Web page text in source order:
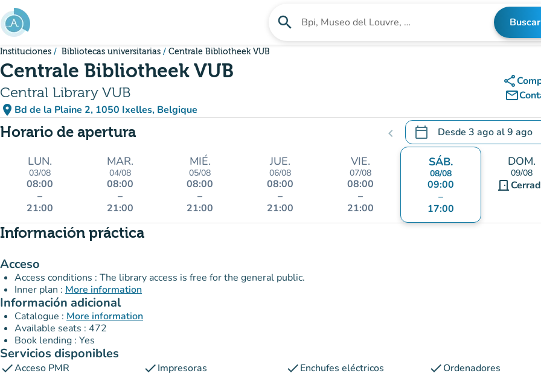
Ir al contenido principal
search Buscar un establecimiento Buscar
Instituciones Bibliotecas universitarias Centrale Bibliotheek VUB
Centrale Bibliotheek VUB
Central Library VUB
place Bd de la Plaine 2, 1050 Ixelles, Belgique
(abrir en Google Maps)
(nueva pestaña)
share
mail_outline
Horario de apertura chevron_left calendar_today Desde 3 agoal9 ago
.Abra el calendario para
LUN.
03/08
08:00
–
21:00
MAR.
04/08
08:00
–
21:00
MIÉ.
05/08
08:00
–
21:00
JUE.
06/08
08:00
–
21:00
VIE.
07/08
08:00
–
21:00
SÁB.
08/08
09:00
–
17:00
DOM.
09/08
door_front
Información práctica
Acceso
Access conditions : The library access is free for the general public.
Inner plan : More information
Información adicional
Catalogue : More information
Available seats : 472
Book lending : Yes
Servicios disponibles
checkAcceso PMR checkImpresoras checkEnchufes eléctricos checkOrdenadores